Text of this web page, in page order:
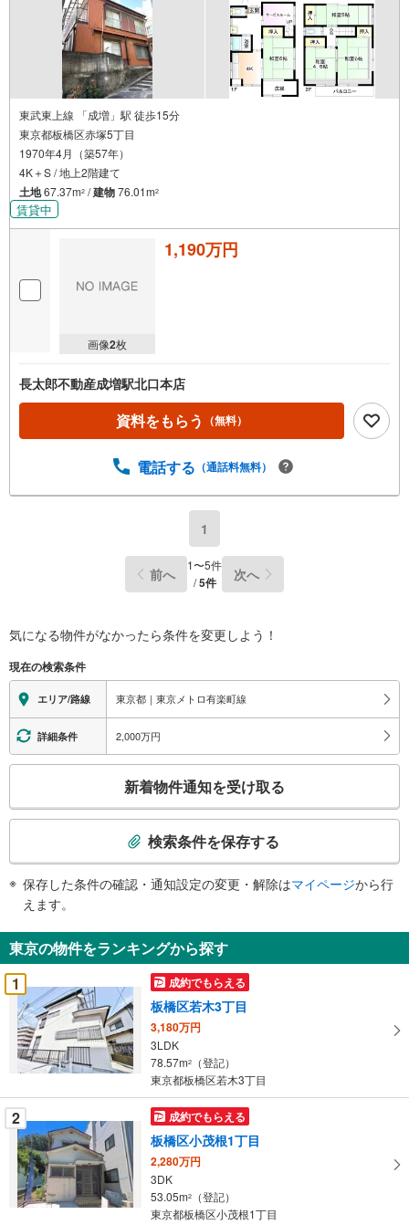
東武東上線 「成増」駅 徒歩15分
東京都板橋区赤塚5丁目
1970年4月（築57年）
4K＋S / 地上2階建て
土地67.37m2 /建物76.01m2
賃貸中
画像2枚
1,190万円
長太郎不動産成増駅北口本店
資料をもらう （無料）
電話する （通話料無料）
1
前へ 1〜5件
/5件 次へ
気になる物件がなかったら条件を変更しよう！
現在の検索条件
エリア/路線 東京都｜東京メトロ有楽町線
詳細条件 2,000万円
検
知
を
受
け
取
る
・
条
件
を
マ
イ
ペ
ー
新着物件通知を受け取る
検索条件を保存する
保存した条件の確認・通知設定の変更・解除はマイページから行
えます。
東京の物件をランキングから探す
1
成約でもらえる
板橋区若木3丁目
3,180万円
3LDK
78.57m2
（登記）
東京都板橋区若木3丁目
2 成約でもらえる
板橋区小茂根1丁目
2,280万円
3DK
53.05m2
（登記）
東京都板橋区小茂根1丁目